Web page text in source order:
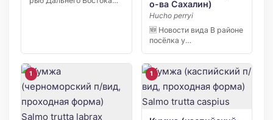
о-ва Сахалин)
Hucho perryi
🆕 Новости вида В районе
посёлка у
«Катангли»
зафиксировано […]
1 1